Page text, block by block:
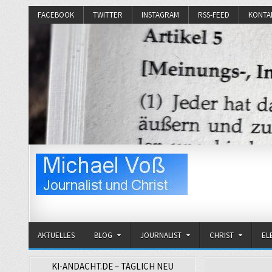
FACEBOOK TWITTER INSTAGRAM RSS-FEED
AKTUELLES BLOG JOURNALIST CHRIST
KI-ANDACHT.DE – TÄGLICH NEU